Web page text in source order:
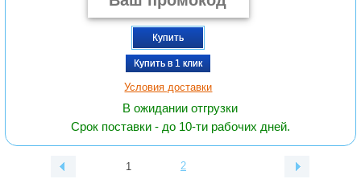
Купить
Купить в 1 клик
Условия доставки
В ожидании отгрузки
Срок поставки - до 10-ти рабочих дней.
1 2